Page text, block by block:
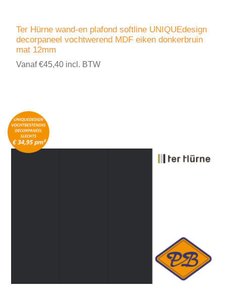
Ter Hürne wand-en plafond softline UNIQUEdesign
decorpaneel vochtwerend MDF eiken donkerbruin
mat 12mm
Vanaf €45,40 incl. BTW